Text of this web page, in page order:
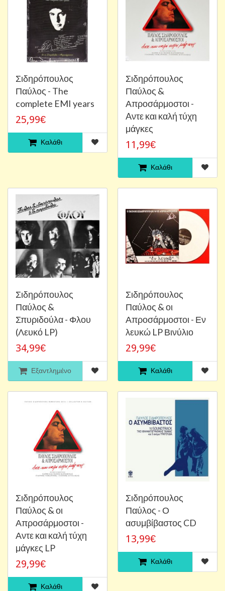
Σιδηρόπουλος
Παύλος - The
complete EMI years
25,99€
Καλάθι
Σιδηρόπουλος
Παύλος &
Απροσάρμοστοι -
Aντε και καλή τύχη
μάγκες
11,99€
Καλάθι
Σιδηρόπουλος
Παύλος &
Σπυριδούλα - Φλου
(Λευκό LP)
34,99€
Εξαντλημένο
Σιδηρόπουλος
Παύλος & οι
Απροσάρμοστοι - Εν
λευκώ LP Βινύλιο
29,99€
Καλάθι
Σιδηρόπουλος
Παύλος & οι
Απροσάρμοστοι -
Αντε και καλή τύχη
μάγκες LP
29,99€
Καλάθι
Σιδηρόπουλος
Παύλος - Ο
ασυμβίβαστος CD
13,99€
Καλάθι